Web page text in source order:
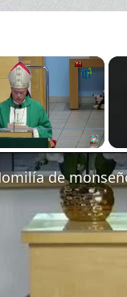
×
Fullscreen